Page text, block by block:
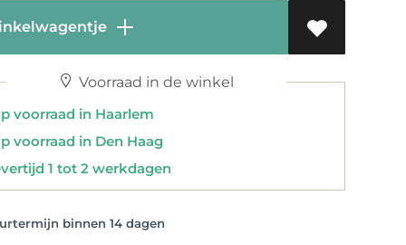
Voorraad in de winkel
voorraad in Haarlem
voorraad in Den Haag
1 tot 2 werkdagen
binnen 14 dagen